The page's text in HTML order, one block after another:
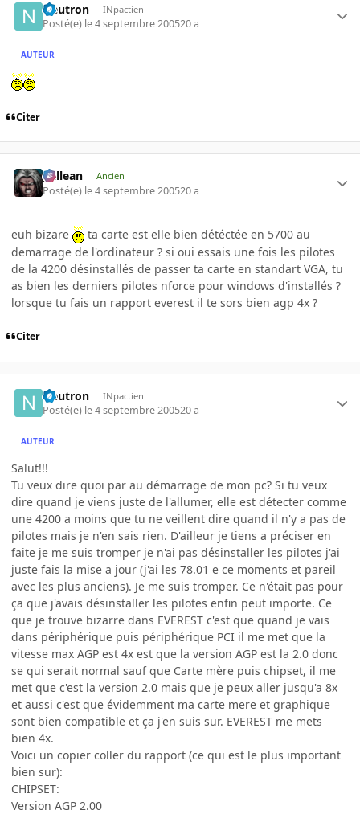
Neutron INpactien
Posté(e) le 4 septembre 200520 a
AUTEUR
Citer
gallean Ancien
Posté(e) le 4 septembre 200520 a
euh bizare
ta carte est elle bien détéctée en 5700 au
demarrage de l'ordinateur ? si oui essais une fois les pilotes
de la 4200 désinstallés de passer ta carte en standart VGA, tu
as bien les derniers pilotes nforce pour windows d'installés ?
lorsque tu fais un rapport everest il te sors bien agp 4x ?
Citer
Neutron INpactien
Posté(e) le 4 septembre 200520 a
AUTEUR
Salut!!!
Tu veux dire quoi par au démarrage de mon pc? Si tu veux
dire quand je viens juste de l'allumer, elle est détecter comme
une 4200 a moins que tu ne veillent dire quand il n'y a pas de
pilotes mais je n'en sais rien. D'ailleur je tiens a préciser en
faite je me suis tromper je n'ai pas désinstaller les pilotes j'ai
juste fais la mise a jour (j'ai les 78.01 e ce moments et pareil
avec les plus anciens). Je me suis tromper. Ce n'était pas pour
ça que j'avais désinstaller les pilotes enfin peut importe. Ce
que je trouve bizarre dans EVEREST c'est que quand je vais
dans périphérique puis périphérique PCI il me met que la
vitesse max AGP est 4x est que la version AGP est la 2.0 donc
se qui serait normal sauf que Carte mère puis chipset, il me
met que c'est la version 2.0 mais que je peux aller jusqu'a 8x
et aussi c'est que évidemment ma carte mere et graphique
sont bien compatible et ça j'en suis sur. EVEREST me mets
bien 4x.
Voici un copier coller du rapport (ce qui est le plus important
bien sur):
CHIPSET:
Version AGP 2.00